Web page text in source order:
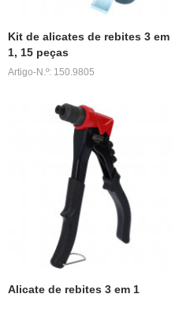
Kit de alicates de rebites 3 em
1, 15 peças
Artigo-N.º: 150.9805
Alicate de rebites 3 em 1